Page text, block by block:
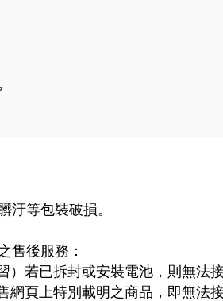
等包裝破損。
售後服務：
若已拆封或安裝電池，則無法
頁上特別載明之商品，即無法接